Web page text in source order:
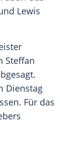
Lewis
Steffan
Dienstag
Für das